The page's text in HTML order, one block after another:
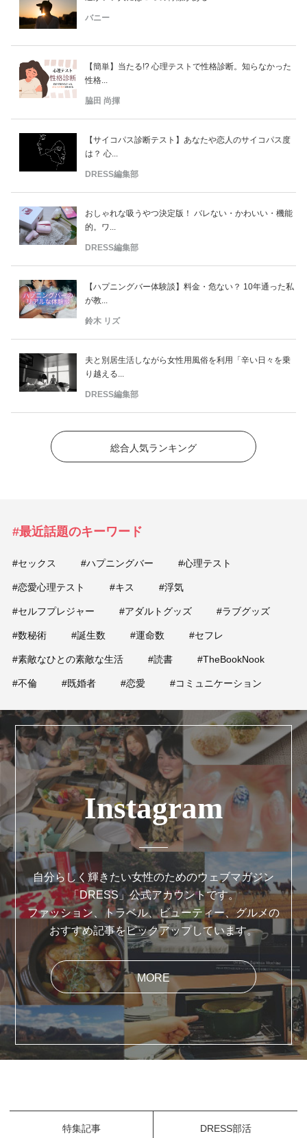
バニー
【簡単】当たる!? 心理テストで性格診断。知らなかった
性格...
脇田 尚揮
【サイコパス診断テスト】あなたや恋人のサイコパス度
は？ 心...
DRESS編集部
おしゃれな吸うやつ決定版！ バレない・かわいい・機能
的。ワ...
DRESS編集部
【ハプニングバー体験談】料金・危ない？ 10年通った私
が教...
鈴木 リズ
夫と別居生活しながら女性用風俗を利用「辛い日々を乗
り越える...
DRESS編集部
総合人気ランキング
#最近話題のキーワード
#セックス #ハプニングバー #心理テスト
#恋愛心理テスト #キス #浮気
#セルフプレジャー #アダルトグッズ #ラブグッズ
#数秘術 #誕生数 #運命数 #セフレ
#素敵なひとの素敵な生活 #読書 #TheBookNook
#不倫 #既婚者 #恋愛 #コミュニケーション
Instagram
自分らしく輝きたい女性のためのウェブマガジン
「DRESS」公式アカウントです。
ファッション、トラベル、ビューティー、グルメの
おすすめ記事をピックアップしています。
MORE
特集記事 DRESS部活